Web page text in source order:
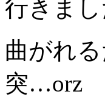
行きまし
曲がれ
突…orz